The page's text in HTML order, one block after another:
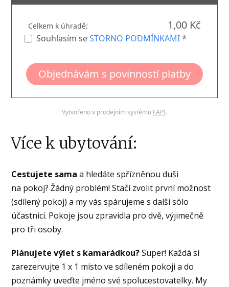
Celkem k úhradě: 1,00 Kč
Souhlasím seSTORNO PODMÍNKAMI*
Objednávám s povinností platby
Vytvořeno v prodejním systému FAPI.
Více k ubytování:
Cestujete sama a hledáte spřízněnou duši
na pokoj? Žádný problém! Stačí zvolit první možnost
(sdílený pokoj) a my vás spárujeme s další sólo
účastnicí. Pokoje jsou zpravidla pro dvě, výjimečně
pro tři osoby.
Plánujete výlet s kamarádkou?Super! Každá si
zarezervujte 1 x 1 místo ve sdíleném pokoji a do
poznámky uveďte jméno své spolucestovatelky. My